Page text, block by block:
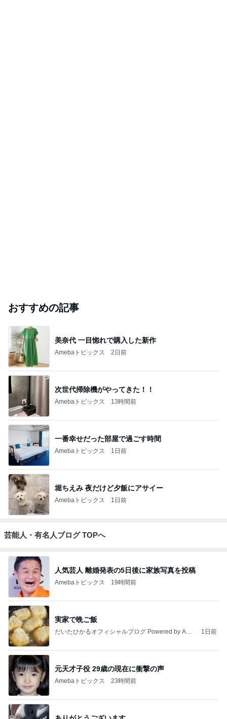
おすすめの記事
美奈代 一目惚れで購入した新作
Amebaトピックス 2日前
次世代掃除機がやってきた！！
Amebaトピックス 13時間前
一番幸せだった部屋で過ごす時間
Amebaトピックス 1日前
堀ちえみ 夜だけど夕飯にアサイー
Amebaトピックス 1日前
芸能人・有名人ブログ TOPへ
人気芸人 離婚発表の5日後に家族写真を投稿
Amebaトピックス 19時間前
実家で晩ご飯
だいたひかるオフィシャルブログ Powered by Ame
1日前
元天才子役 29歳の現在に衝撃の声
Amebaトピックス 23時間前